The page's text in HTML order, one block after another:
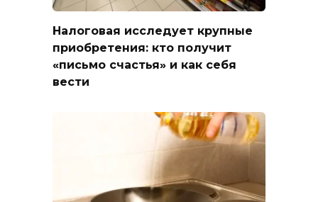
Налоговая исследует крупные
приобретения: кто получит
«письмо счастья» и как себя
вести